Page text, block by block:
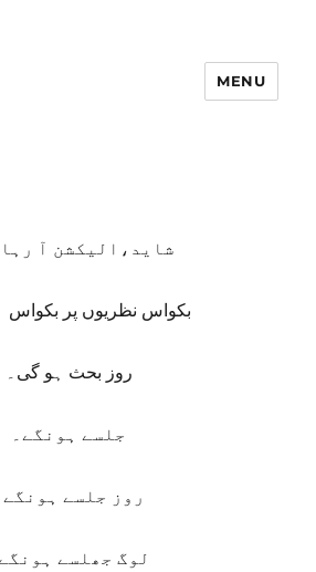
MENU
شاید،الیکشن آ
بکواس نظریوں پر بکواس
روز بحث ہو گی۔
جلسے ہونگے۔
روز جلسے
لوگ جھلسے